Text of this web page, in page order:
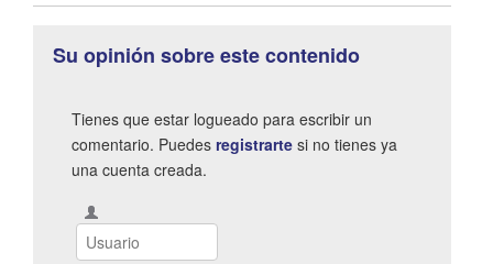
Su opinión sobre este contenido
Tienes que estar logueado para escribir un
comentario. Puedes registrarte si no tienes ya
una cuenta creada.